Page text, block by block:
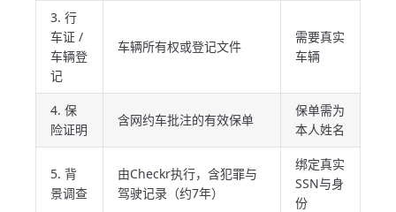
3. 行
车证 /
车辆登
记
车辆所有权或登记文件
需要真实
车辆
4. 保
险证明
含网约车批注的有效保单
保单需为
本人姓名
5. 背
景调查
由Checkr执行，含犯罪与
驾驶记录（约7年）
绑定真实
SSN与身
份